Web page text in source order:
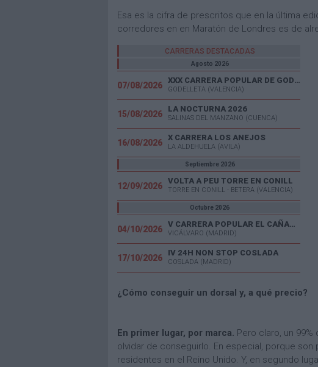
Esa es la cifra de prescritos que en la última
corredores en en Maratón de Londres es de
CARRERAS DESTACADAS
Agosto 2026
07/08/2026
XXX CARRERA POPULAR DE GODELLETA
GODELLETA (VALENCIA)
15/08/2026
LA NOCTURNA 2026
SALINAS DEL MANZANO (CUENCA)
16/08/2026
X CARRERA LOS ANEJOS
LA ALDEHUELA (AVILA)
Septiembre 2026
12/09/2026
VOLTA A PEU TORRE EN CONILL
TORRE EN CONILL - BETERA (VALENCIA)
Octubre 2026
04/10/2026
V CARRERA POPULAR EL CAÑAVERAL
VICÁLVARO (MADRID)
17/10/2026
IV 24H NON STOP COSLADA
COSLADA (MADRID)
¿Cómo conseguir un dorsal y, a qué precio?
En primer lugar, por marca. Pero claro, un
olvidar de conseguirlo. En especial, porque son
residentes en el Reino Unido. Y, en segundo